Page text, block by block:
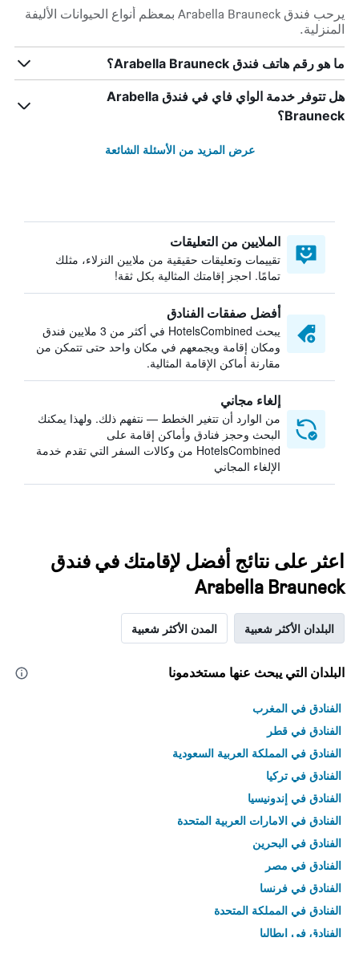
يرحب فندق Arabella Brauneck بمعظم أنواع الحيوانات الأليفة
المنزلية.
ما هو رقم هاتف فندق Arabella Brauneck؟
هل تتوفر خدمة الواي فاي في فندق Arabella
Brauneck؟
عرض المزيد من الأسئلة الشائعة
الملايين من التعليقات
تقييمات وتعليقات حقيقية من ملايين النزلاء، مثلك
تمامًا. احجز إقامتك المثالية بكل ثقة!
أفضل صفقات الفنادق
يبحث HotelsCombined في أكثر من 3 ملايين فندق
ومكان إقامة ويجمعهم في مكان واحد حتى تتمكن من
مقارنة أماكن الإقامة المثالية.
إلغاء مجاني
من الوارد أن تتغير الخطط — نتفهم ذلك. ولهذا يمكنك
البحث وحجز فنادق وأماكن إقامة على
HotelsCombined من وكالات السفر التي تقدم خدمة
الإلغاء المجاني
اعثر على نتائج أفضل لإقامتك في فندق
Arabella Brauneck
البلدان الأكثر شعبية المدن الأكثر شعبية
البلدان التي يبحث عنها مستخدمونا
الفنادق في المغرب
الفنادق في قطر
الفنادق في المملكة العربية السعودية
الفنادق في تركيا
الفنادق في إندونيسيا
الفنادق في الامارات العربية المتحدة
الفنادق في البحرين
الفنادق في مصر
الفنادق في فرنسا
الفنادق في المملكة المتحدة
الفنادق في إيطاليا